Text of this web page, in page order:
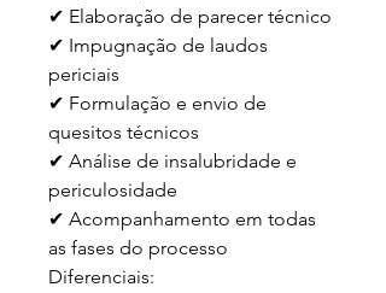
✔ Elaboração de parecer técnico
✔ Impugnação de laudos
periciais
✔ Formulação e envio de
quesitos técnicos
✔ Análise de insalubridade e
periculosidade
✔ Acompanhamento em todas
as fases do processo
Diferenciais: